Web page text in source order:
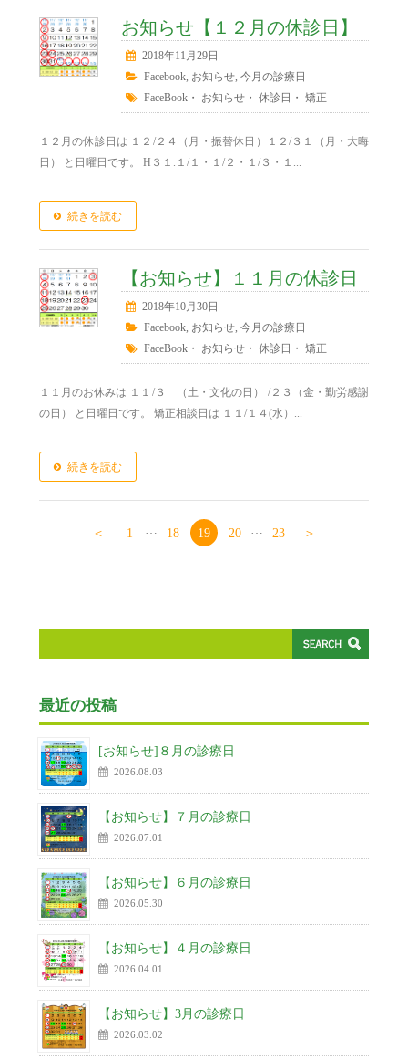
お知らせ【１２月の休診日】
2018年11月29日
Facebook, お知らせ, 今月の診療日
FaceBook・ お知らせ・ 休診日 ・ 矯正
１２月の休診日は １２/２４（月・振替休日）１２/３１（月・大晦
日） と日曜日です。 H３１.１/１・１/２・１/３・１...
続きを読む
【お知らせ】１１月の休診日
2018年10月30日
Facebook, お知らせ, 今月の診療日
FaceBook・ お知らせ・ 休診日 ・ 矯正
１１月のお休みは １１/３ （土・文化の日） /２３（金・勤労感謝
の日） と日曜日です。 矯正相談日は １１/１４(水）...
続きを読む
＜ 1 … 18 19 20 … 23 ＞
最近の投稿
[お知らせ]８月の診療日
2026.08.03
【お知らせ】７月の診療日
2026.07.01
【お知らせ】６月の診療日
2026.05.30
【お知らせ】４月の診療日
2026.04.01
【お知らせ】3月の診療日
2026.03.02